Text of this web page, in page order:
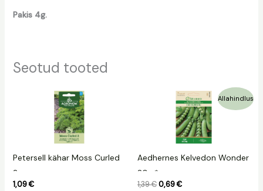
Pakis 4g.
Seotud tooted
Petersell kähar Moss Curled
2
1,09€
Allahindlus
Aedhernes Kelvedon Wonder
20g.*
1,39€
Algne
1,39 €.
0,69€
Praegune
hind
on:
0,69 €.